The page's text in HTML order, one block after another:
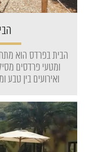
הבית בפרדס הוא
ומטעי פרדסים
ואירועים בין טבע